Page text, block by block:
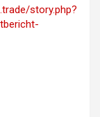
story.php?